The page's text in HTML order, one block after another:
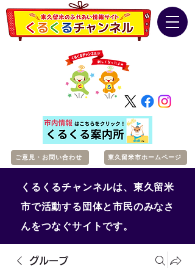
ご意見・お問い合わせ 東久留米市ホームページ
くるくるチャンネルは、東久留米
市で活動する団体と市民のみなさ
んをつなぐサイトです。
グループ